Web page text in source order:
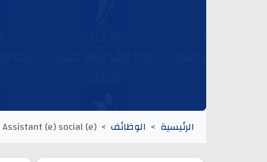
الرئيسية الوظائف Assistant (e) social (e)